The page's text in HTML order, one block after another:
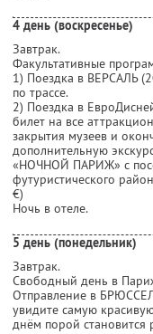
4 день (воскресенье)
Завтрак.
Факультативные
1) Поездка в ВЕРСАЛЬ
по трассе.
2) Поездка в
билет на все
закрытия музеев и
дополнительную
«НОЧНОЙ ПАРИЖ» с
футуристического
€)
Ночь в отеле.
5 день (понедельник)
Завтрак.
Свободный день в
Отправление в
увидите самую
днём порой